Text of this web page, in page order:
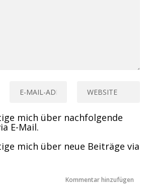
mich über nachfolgende
E-Mail.
mich über neue Beiträge via